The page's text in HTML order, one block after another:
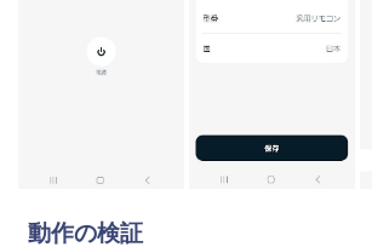
動作の検証